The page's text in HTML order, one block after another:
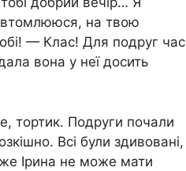
втомлююся, на твою
— Клас! Для подруг час
вона у неї досить
тортик. Подруги почали
Всі були здивовані,
Ірина не може мати